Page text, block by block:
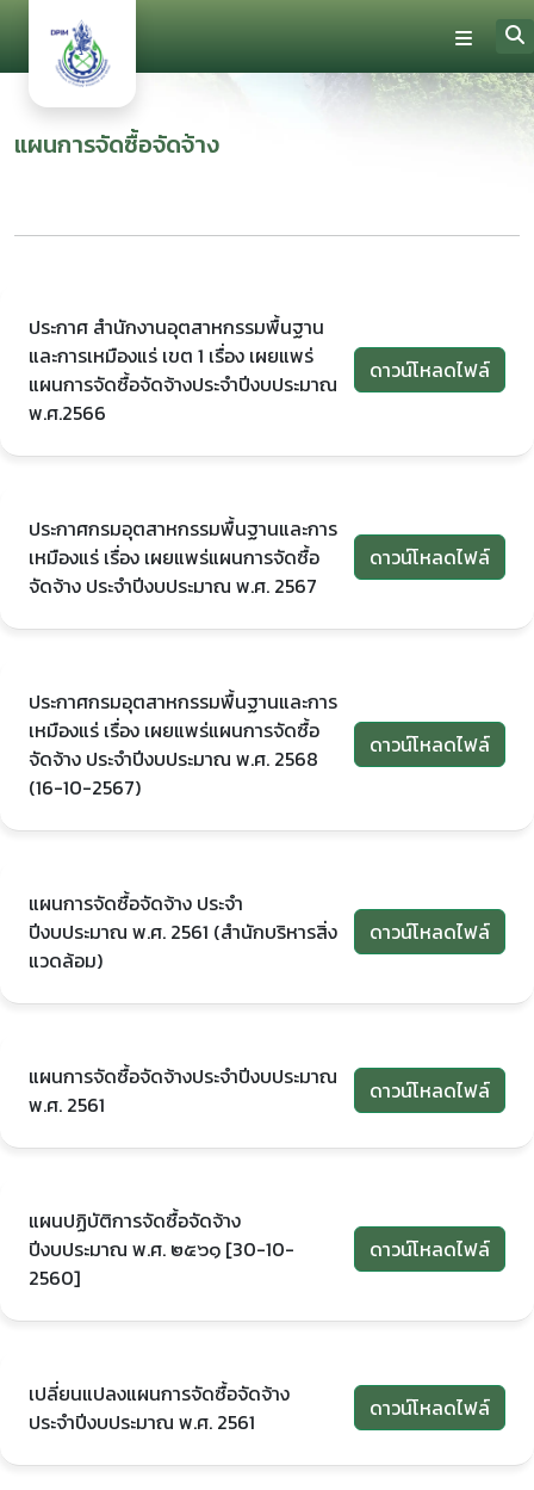
แผนการจัดซื้อจัดจ้าง
ประกาศ สำนักงานอุตสาหกรรมพื้นฐาน
และการเหมืองแร่ เขต 1 เรื่อง เผยแพร่
แผนการจัดซื้อจัดจ้างประจำปีงบประมาณ
พ.ศ.2566
ดาวน์โหลดไฟล์
ประกาศกรมอุตสาหกรรมพื้นฐานและการ
เหมืองแร่ เรื่อง เผยแพร่แผนการจัดซื้อ
จัดจ้าง ประจำปีงบประมาณ พ.ศ. 2567
ดาวน์โหลดไฟล์
ประกาศกรมอุตสาหกรรมพื้นฐานและการ
เหมืองแร่ เรื่อง เผยแพร่แผนการจัดซื้อ
จัดจ้าง ประจำปีงบประมาณ พ.ศ. 2568
(16-10-2567)
ดาวน์โหลดไฟล์
แผนการจัดซื้อจัดจ้าง ประจำ
ปีงบประมาณ พ.ศ. 2561 (สำนักบริหารสิ่ง
แวดล้อม)
ดาวน์โหลดไฟล์
แผนการจัดซื้อจัดจ้างประจำปีงบประมาณ
พ.ศ. 2561
ดาวน์โหลดไฟล์
แผนปฏิบัติการจัดซื้อจัดจ้าง
ปีงบประมาณ พ.ศ. ๒๕๖๑ [30-10-
2560]
ดาวน์โหลดไฟล์
เปลี่ยนแปลงแผนการจัดซื้อจัดจ้าง
ประจำปีงบประมาณ พ.ศ. 2561
ดาวน์โหลดไฟล์